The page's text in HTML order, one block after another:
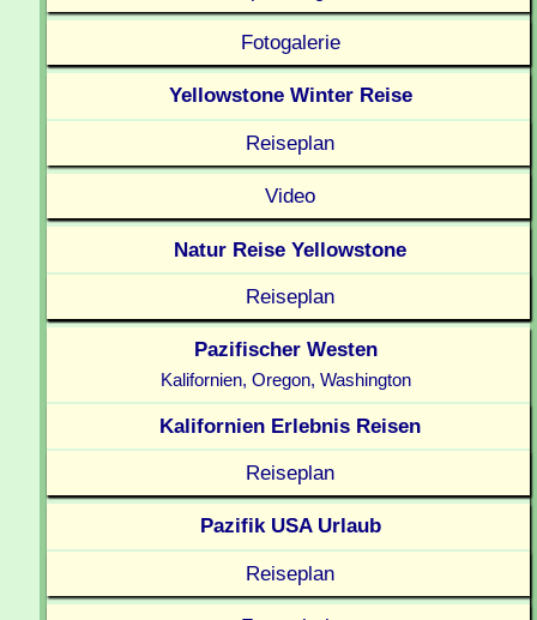
Fotogalerie
Yellowstone Winter Reise
Reiseplan
Video
Natur Reise Yellowstone
Reiseplan
Pazifischer Westen
Kalifornien, Oregon, Washington
Kalifornien Erlebnis Reisen
Reiseplan
Pazifik USA Urlaub
Reiseplan